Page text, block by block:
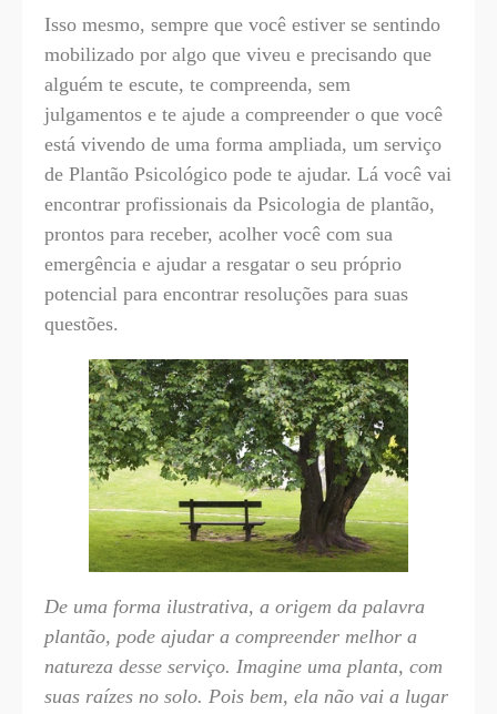
Isso mesmo, sempre que você estiver se sentindo
mobilizado por algo que viveu e precisando que
alguém te escute, te compreenda, sem
julgamentos e te ajude a compreender o que você
está vivendo de uma forma ampliada, um serviço
de Plantão Psicológico pode te ajudar. Lá você vai
encontrar profissionais da Psicologia de plantão,
prontos para receber, acolher você com sua
emergência e ajudar a resgatar o seu próprio
potencial para encontrar resoluções para suas
questões.
De uma forma ilustrativa, a origem da palavra
plantão, pode ajudar a compreender melhor a
natureza desse serviço. Imagine uma planta, com
suas raízes no solo. Pois bem, ela não vai a lugar